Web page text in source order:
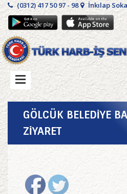
(0312) 417 50 97 - 98 İnkılap
GÖLCÜK BELEDİYE
ZİYARET